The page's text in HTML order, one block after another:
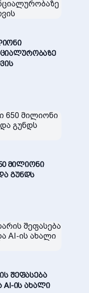
მილიონი
გუნდს
შეფასება
AI-ის ახალი